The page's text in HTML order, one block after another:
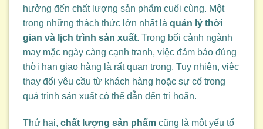
hưởng đến chất lượng sản phẩm cuối cùng. Một
trong những thách thức lớn nhất là quản lý thời
gian và lịch trình sản xuất. Trong bối cảnh ngành
may mặc ngày càng cạnh tranh, việc đảm bảo đúng
thời hạn giao hàng là rất quan trọng. Tuy nhiên, việc
thay đổi yêu cầu từ khách hàng hoặc sự cố trong
quá trình sản xuất có thể dẫn đến trì hoãn.
Thứ hai, chất lượng sản phẩm cũng là một yếu tố